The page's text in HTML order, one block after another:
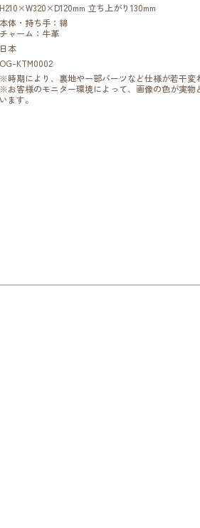
H210×W320×D120mm 立ち上がり130mm
本体・持ち手：綿
チャーム：牛革
日本
OG-KTM0002
※時期により、裏地や一部パーツなど仕様が若干変
※お客様のモニター環境によって、画像の色が実物
います。